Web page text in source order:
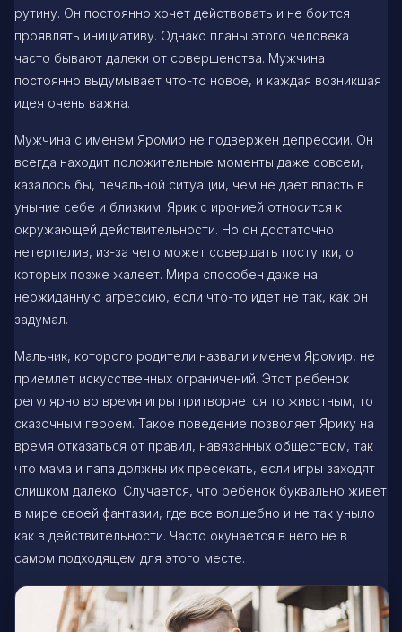
рутину. Он постоянно хочет действовать и не боится
проявлять инициативу. Однако планы этого человека
часто бывают далеки от совершенства. Мужчина
постоянно выдумывает что-то новое, и каждая возникшая
идея очень важна.
Мужчина с именем Яромир не подвержен депрессии. Он
всегда находит положительные моменты даже совсем,
казалось бы, печальной ситуации, чем не дает впасть в
уныние себе и близким. Ярик с иронией относится к
окружающей действительности. Но он достаточно
нетерпелив, из-за чего может совершать поступки, о
которых позже жалеет. Мира способен даже на
неожиданную агрессию, если что-то идет не так, как он
задумал.
Мальчик, которого родители назвали именем Яромир, не
приемлет искусственных ограничений. Этот ребенок
регулярно во время игры притворяется то животным, то
сказочным героем. Такое поведение позволяет Ярику на
время отказаться от правил, навязанных обществом, так
что мама и папа должны их пресекать, если игры заходят
слишком далеко. Случается, что ребенок буквально живет
в мире своей фантазии, где все волшебно и не так уныло
как в действительности. Часто окунается в него не в
самом подходящем для этого месте.